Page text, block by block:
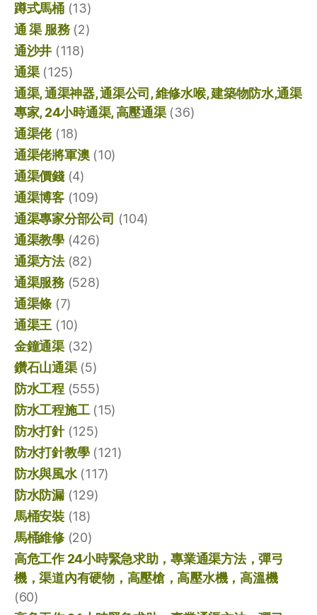
蹲式馬桶(13)
通 渠 服務(2)
通沙井 (118)
通渠(125)
通渠, 通渠神器, 通渠公司, 維修水喉, 建築物防水,通渠
專家, 24小時通渠, 高壓通渠(36)
通渠佬(18)
通渠佬將軍澳(10)
通渠價錢(4)
通渠博客(109)
通渠專家分部公司 (104)
通渠教學(426)
通渠方法(82)
通渠服務(528)
通渠條 (7)
通渠王 (10)
金鐘通渠(32)
鑽石山通渠(5)
防水工程(555)
防水工程施工(15)
防水打針(125)
防水打針教學(121)
防水與風水(117)
防水防漏(129)
馬桶安裝(18)
馬桶維修(20)
高危工作 24小時緊急求助，專業通渠方法，彈弓
機，渠道內有硬物，高壓槍，高壓水機，高溫機
(60)